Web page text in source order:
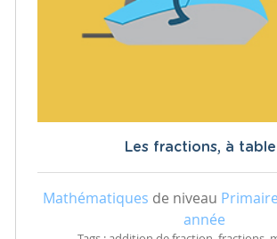
Les fractions, à table
Mathématiques de niveau
année